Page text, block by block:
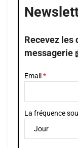
Recevez les
messagerie
Email
La fréquence